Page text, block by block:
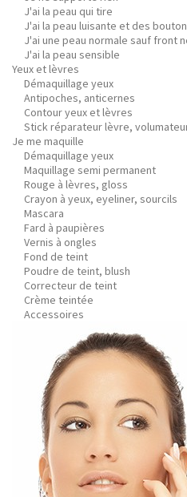
J'ai la peau qui tire
J'ai la peau luisante et des
J'ai une peau normale sauf front
J'ai la peau sensible
Yeux et lèvres
Démaquillage yeux
Antipoches, anticernes
Contour yeux et lèvres
Stick réparateur lèvre,
Je me maquille
Démaquillage yeux
Maquillage semi permanent
Rouge à lèvres, gloss
Crayon à yeux, eyeliner, sourcils
Mascara
Fard à paupières
Vernis à ongles
Fond de teint
Poudre de teint, blush
Correcteur de teint
Crème teintée
Accessoires